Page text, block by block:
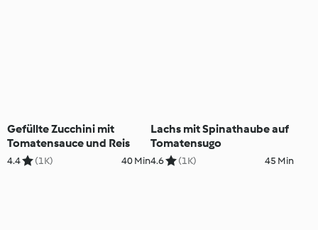
Gefüllte Zucchini mit
Tomatensauce und Reis
4.4 (1K) 40 Min
Lachs mit Spinathaube auf
Tomatensugo
4.6 (1K) 45 Min